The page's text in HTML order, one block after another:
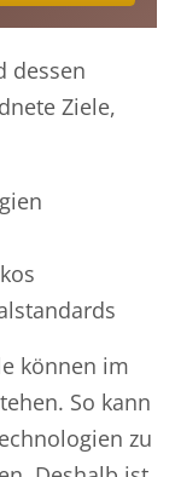
dessen
Ziele,
können im
So kann
zu